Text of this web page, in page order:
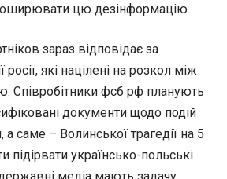
цю дезінформацію.
зараз відповідає за
росії, які націлені на розкол між
Співробітники фсб рф планують
документи щодо подій
а саме – Волинської трагедії на 5
підірвати українсько-польські